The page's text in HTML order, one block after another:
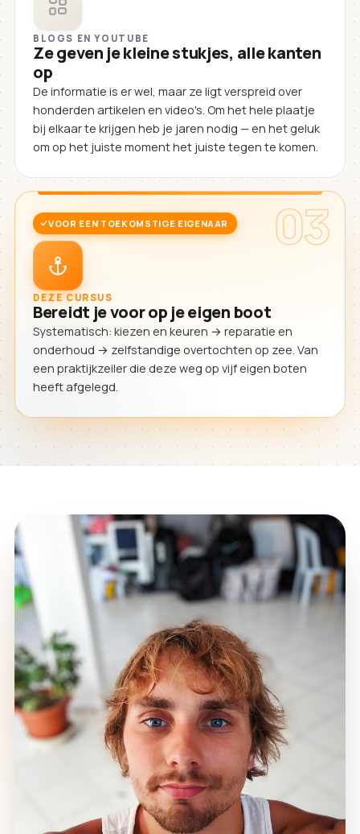
BLOGS EN YOUTUBE
Ze geven je kleine stukjes, alle kanten
op
De informatie is er wel, maar ze ligt verspreid over
honderden artikelen en video's. Om het hele plaatje
bij elkaar te krijgen heb je jaren nodig — en het geluk
om op het juiste moment het juiste tegen te komen.
03
VOOR EEN TOEKOMSTIGE EIGENAAR
DEZE CURSUS
Bereidt je voor op je eigen boot
Systematisch: kiezen en keuren → reparatie en
onderhoud → zelfstandige overtochten op zee. Van
een praktijkzeiler die deze weg op vijf eigen boten
heeft afgelegd.